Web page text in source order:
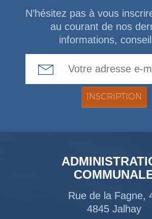
N’hésitez pas à vous
au courant de nos
informations,
Rue de la Fagne,
4845 Jalhay